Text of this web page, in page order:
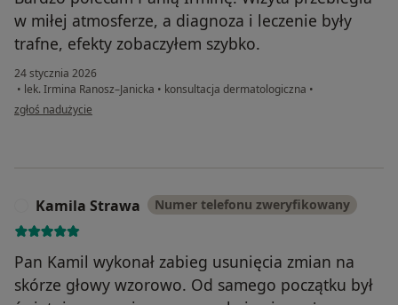
w miłej atmosferze, a diagnoza i leczenie były
trafne, efekty zobaczyłem szybko.
24 stycznia 2026
• lek. Irmina Ranosz–Janicka • konsultacja dermatologiczna •
w opinii użytkownika Patryk
zgłoś nadużycie
Kamila Strawa Numer telefonu zweryfikowany
Pan Kamil wykonał zabieg usunięcia zmian na
skórze głowy wzorowo. Od samego początku był